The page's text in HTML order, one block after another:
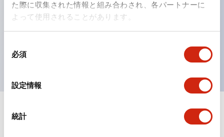
た際に収集された情報と組み合わされ、各パートナーに
よって使用されることがあります。
必須
設定情報
統計
ひとつで6色の役をこなすLED球（LSRD球）。これま
UL、CSA、TÜV、CCC認証品。
ドキュメントとファイル